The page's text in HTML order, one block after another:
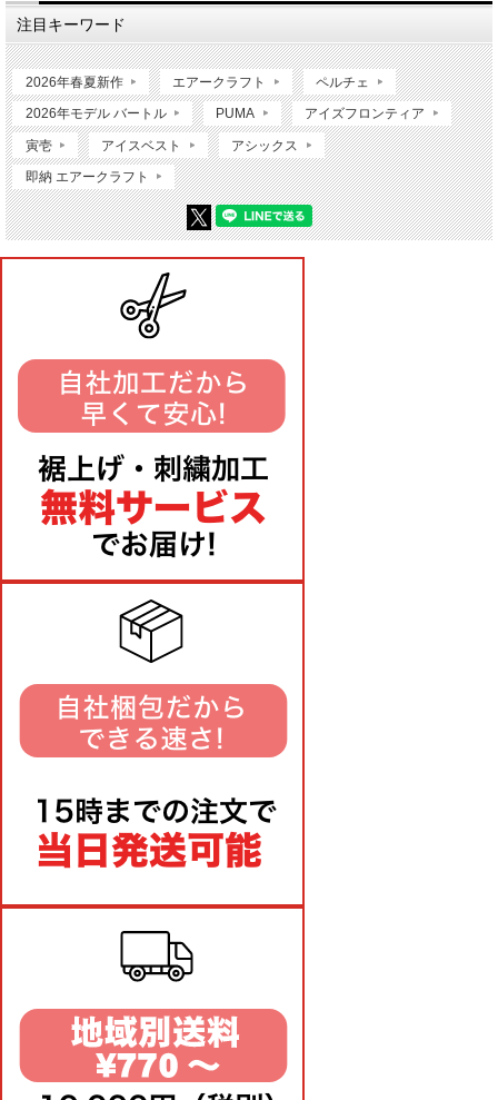
注目キーワード
2026年春夏新作 エアークラフト ペルチェ
2026年モデル バートル PUMA アイズフロンティア
寅壱 アイスベスト アシックス
即納 エアークラフト